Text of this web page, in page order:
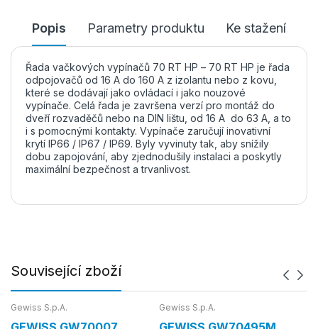
Popis Parametry produktu Ke stažení
Řada vačkových vypínačů 70 RT HP – 70 RT HP je řada
odpojovačů od 16 A do 160 A z izolantu nebo z kovu,
které se dodávají jako ovládací i jako nouzové
vypínače. Celá řada je završena verzí pro montáž do
dveří rozvaděčů nebo na DIN lištu, od 16 A do 63 A, a to
i s pomocnými kontakty. Vypínače zaručují inovativní
krytí IP66 / IP67 / IP69. Byly vyvinuty tak, aby snížily
dobu zapojování, aby zjednodušily instalaci a poskytly
maximální bezpečnost a trvanlivost.
Související zboží
Gewiss S.p.A. Gewiss S.p.A.